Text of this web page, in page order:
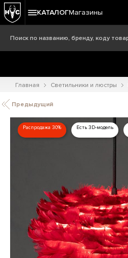
КАТАЛОГМагазины
Главная Светильники и люстры
Предыдущий
Распродажа 30% Есть 3D-модель